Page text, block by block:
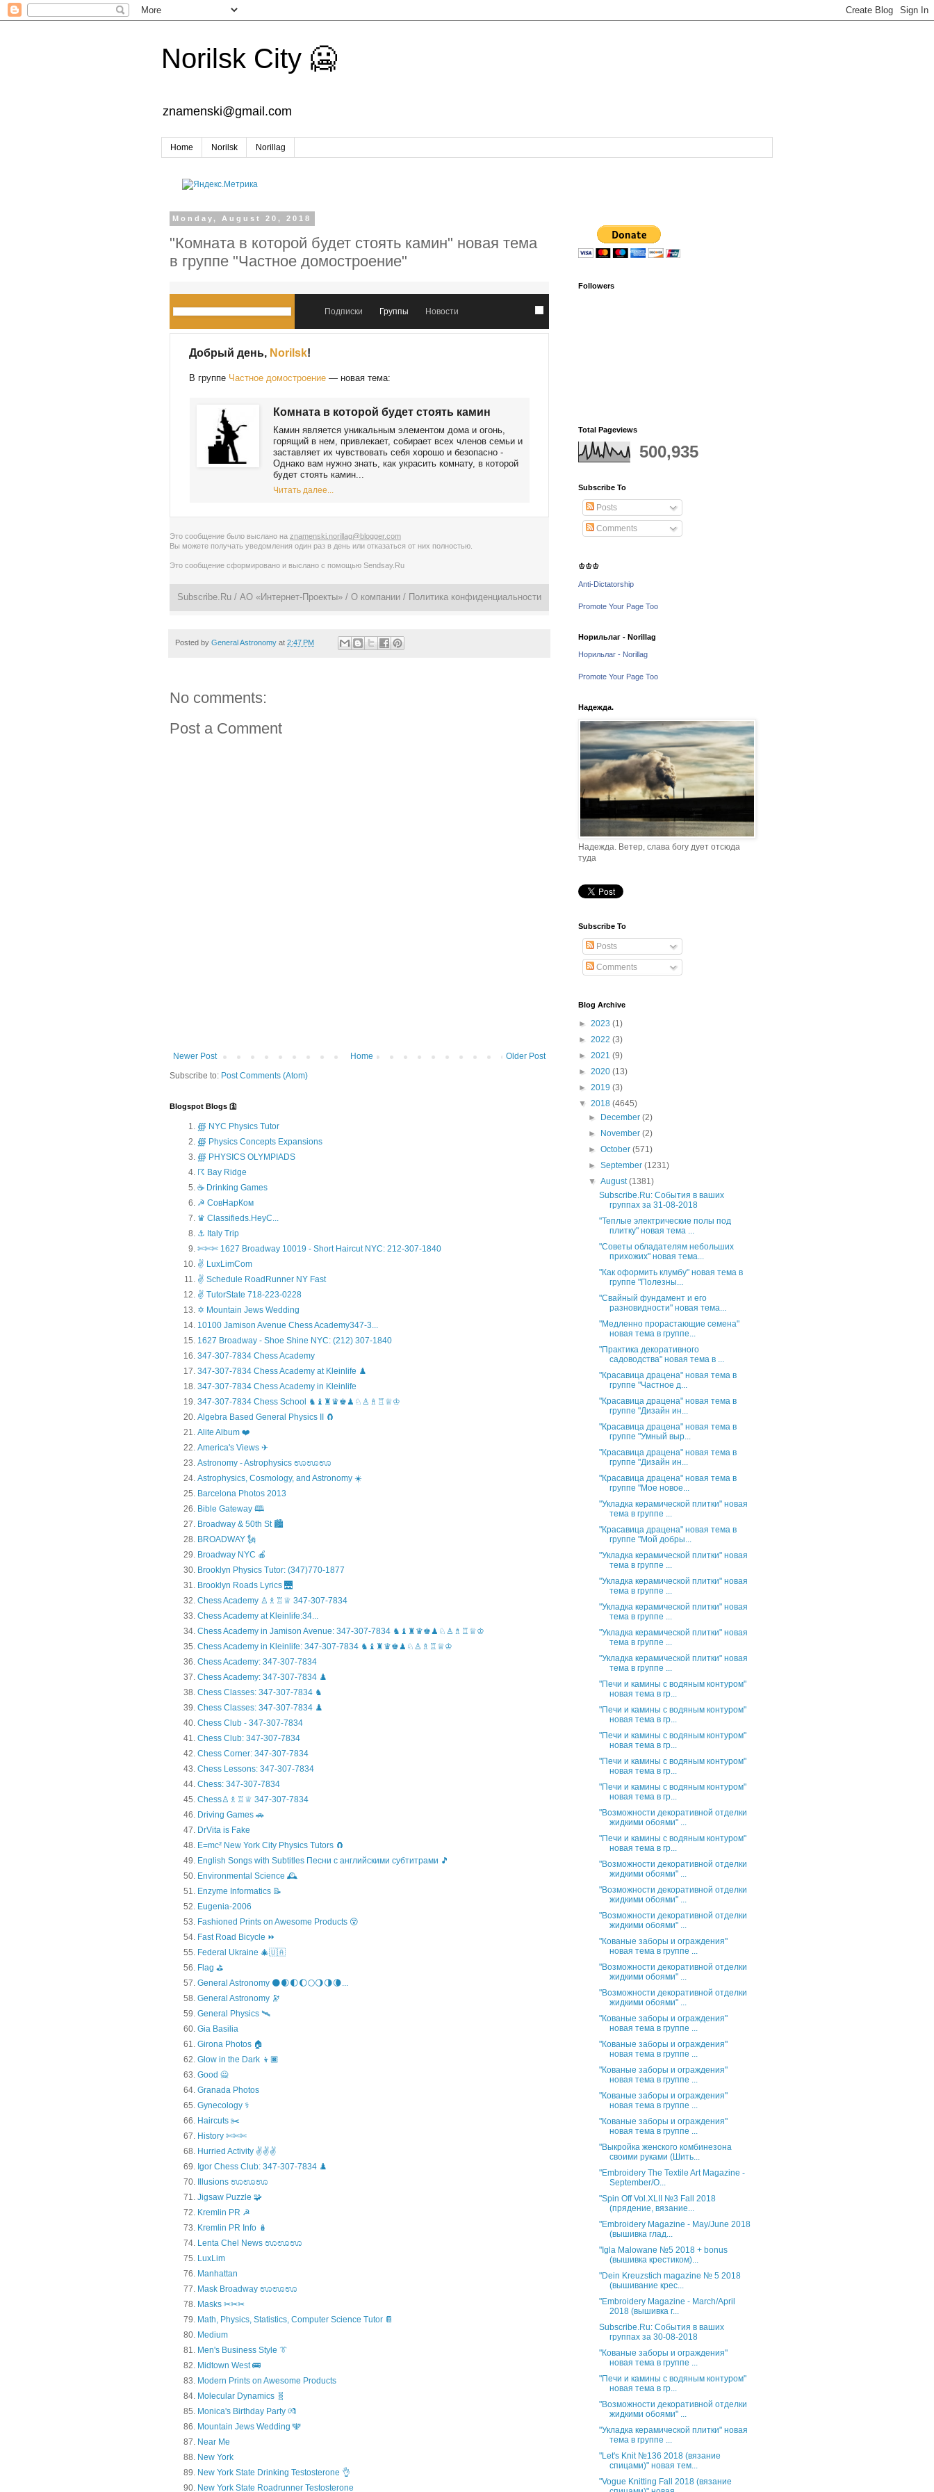
Norilsk City 🥶
znamenski@gmail.com
Home Norilsk Norillag
Monday, August 20, 2018
"Комната в которой будет стоять камин" новая тема
в группе "Частное домостроение"
Подписки Группы Новости
Добрый день, Norilsk!
В группе Частное домостроение — новая тема:
Комната в которой будет стоять камин
Камин является уникальным элементом дома и огонь,
горящий в нем, привлекает, собирает всех членов семьи и
заставляет их чувствовать себя хорошо и безопасно -
Однако вам нужно знать, как украсить комнату, в которой
будет стоять камин...
Читать далее...
Это сообщение было выслано на znamenski.norillag@blogger.com
Вы можете получать уведомления один раз в день или отказаться от них полностью
Это сообщение сформировано и выслано с помощью Sendsay.Ru
Subscribe.Ru / АО «Интернет-Проекты» / О компании / Политика конфиденциальности
Posted by General Astronomy at 2:47 PM
No comments:
Post a Comment
Newer Post Older Post
Home
Subscribe to: Post Comments (Atom)
Blogspot Blogs 🛐
∰ NYC Physics Tutor
∰ Physics Concepts Expansions
∰ PHYSICS OLYMPIADS
☈ Bay Ridge
☕ Drinking Games
☭ СовНарКом
♛ Classifieds.HeyC...
⚓ Italy Trip
✄✄✄ 1627 Broadway 10019 - Short Haircut NYC: 212-307-1840
✌ LuxLimCom
✌ Schedule RoadRunner NY Fast
✌ TutorState 718-223-0228
✡ Mountain Jews Wedding
10100 Jamison Avenue Chess Academy347-3...
1627 Broadway - Shoe Shine NYC: (212) 307-1840
347-307-7834 Chess Academy
347-307-7834 Chess Academy at Kleinlife ♟️
347-307-7834 Chess Academy in Kleinlife
347-307-7834 Chess School ♞♝♜♛♚♟♘♙♗♖♕♔
Algebra Based General Physics II 🧲
Alite Album ❤️
America's Views ✈
Astronomy - Astrophysics ಊಊಊ
Astrophysics, Cosmology, and Astronomy ☀️
Barcelona Photos 2013
Bible Gateway 🕮
Broadway & 50th St 🏙️
BROADWAY 🗽
Broadway NYC 🍎
Brooklyn Physics Tutor: (347)770-1877
Brooklyn Roads Lyrics 🌉
Chess Academy ♙♗♖♕ 347-307-7834
Chess Academy at Kleinlife:34...
Chess Academy in Jamison Avenue: 347-307-7834 ♞♝♜♛♚♟♘♙♗♖♕♔
Chess Academy in Kleinlife: 347-307-7834 ♞♝♜♛♚♟♘♙♗♖♕♔
Chess Academy: 347-307-7834
Chess Academy: 347-307-7834 ♟️
Chess Classes: 347-307-7834 ♞
Chess Classes: 347-307-7834 ♟️
Chess Club - 347-307-7834
Chess Club: 347-307-7834
Chess Corner: 347-307-7834
Chess Lessons: 347-307-7834
Chess: 347-307-7834
Chess♙♗♖♕ 347-307-7834
Driving Games 🚗
DrVita is Fake
E=mc² New York City Physics Tutors 🧲
English Songs with Subtitles Песни с английскими субтитрами 🎵
Environmental Science 🕰️
Enzyme Informatics 📝
Eugenia-2006
Fashioned Prints on Awesome Products 😵
Fast Road Bicycle ⏩
Federal Ukraine 🎄🇺🇦
Flag ⛳
General Astronomy 🌑🌒🌓🌔🌕🌖🌗🌘...
General Astronomy 🔭
General Physics 🛰
Gia Basilia
Girona Photos 🏠
Glow in the Dark 👦🏿
Good 🙅
Granada Photos
Gynecology ⚕️
Haircuts ✂️
History ✄✄✄
Hurried Activity ✌✌✌
Igor Chess Club: 347-307-7834 ♟️
Illusions ಊಊಊ
Jigsaw Puzzle 🧩
Kremlin PR ☭
Kremlin PR Info 🪆
Lenta Chel News ಊಊಊ
LuxLim
Manhattan
Mask Broadway ಊಊಊ
Masks ✂✂✂
Math, Physics, Statistics, Computer Science Tutor 📔
Medium
Men's Business Style 👔
Midtown West 🚌
Modern Prints on Awesome Products
Molecular Dynamics 🧬
Monica's Birthday Party 💏
Mountain Jews Wedding 🕎
Near Me
New York
New York State Drinking Testosterone 👌
New York State Roadrunner Testosterone
Followers
Total Pageviews
500,935
Subscribe To
Posts
Comments
♔♔♔
Anti-Dictatorship
Promote Your Page Too
Норильлаг - Norillag
Норильлаг - Norillag
Promote Your Page Too
Надежда.
Надежда. Ветер, слава богу дует отсюда
туда
Subscribe To
Posts
Comments
Blog Archive
► 2023 (1)
► 2022 (3)
► 2021 (9)
► 2020 (13)
► 2019 (3)
▼ 2018 (4645)
►
December(2)
►
November(2)
►October(571)
►September(1231)
▼August(1381)
Subscribe.Ru: События в ваших
группах за 31-08-2018
"Теплые электрические полы под
плитку" новая тема ...
"Советы обладателям небольших
прихожих" новая тема...
"Как оформить клумбу" новая тема в
группе "Полезны...
"Свайный фундамент и его
разновидности" новая тема...
"Медленно прорастающие семена"
новая тема в группе...
"Практика декоративного
садоводства" новая тема в ...
"Красавица драцена" новая тема в
группе "Частное д...
"Красавица драцена" новая тема в
группе "Дизайн ин...
"Красавица драцена" новая тема в
группе "Умный выр...
"Красавица драцена" новая тема в
группе "Дизайн ин...
"Красавица драцена" новая тема в
группе "Мое новое...
"Укладка керамической плитки" новая
тема в группе ...
"Красавица драцена" новая тема в
группе "Мой добры...
"Укладка керамической плитки" новая
тема в группе ...
"Укладка керамической плитки" новая
тема в группе ...
"Укладка керамической плитки" новая
тема в группе ...
"Укладка керамической плитки" новая
тема в группе ...
"Укладка керамической плитки" новая
тема в группе ...
"Печи и камины с водяным контуром"
новая тема в гр...
"Печи и камины с водяным контуром"
новая тема в гр...
"Печи и камины с водяным контуром"
новая тема в гр...
"Печи и камины с водяным контуром"
новая тема в гр...
"Печи и камины с водяным контуром"
новая тема в гр...
"Возможности декоративной отделки
жидкими обоями" ...
"Печи и камины с водяным контуром"
новая тема в гр...
"Возможности декоративной отделки
жидкими обоями" ...
"Возможности декоративной отделки
жидкими обоями" ...
"Возможности декоративной отделки
жидкими обоями" ...
"Кованые заборы и ограждения"
новая тема в группе ...
"Возможности декоративной отделки
жидкими обоями" ...
"Возможности декоративной отделки
жидкими обоями" ...
"Кованые заборы и ограждения"
новая тема в группе ...
"Кованые заборы и ограждения"
новая тема в группе ...
"Кованые заборы и ограждения"
новая тема в группе ...
"Кованые заборы и ограждения"
новая тема в группе ...
"Кованые заборы и ограждения"
новая тема в группе ...
"Выкройка женского комбинезона
своими руками (Шить...
"Embroidery The Textile Art Magazine -
September/O...
"Spin Off Vol.XLII №3 Fall 2018
(прядение, вязание...
"Embroidery Magazine - May/June 2018
(вышивка глад...
"Igla Malowane №5 2018 + bonus
(вышивка крестиком)...
"Dein Kreuzstich magazine № 5 2018
(вышивание крес...
"Embroidery Magazine - March/April
2018 (вышивка г...
Subscribe.Ru: События в ваших
группах за 30-08-2018
"Кованые заборы и ограждения"
новая тема в группе ...
"Печи и камины с водяным контуром"
новая тема в гр...
"Возможности декоративной отделки
жидкими обоями" ...
"Укладка керамической плитки" новая
тема в группе ...
"Let's Knit №136 2018 (вязание
спицами)" новая тем...
"Vogue Knitting Fall 2018 (вязание